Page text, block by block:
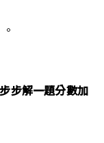
步解一題分數加